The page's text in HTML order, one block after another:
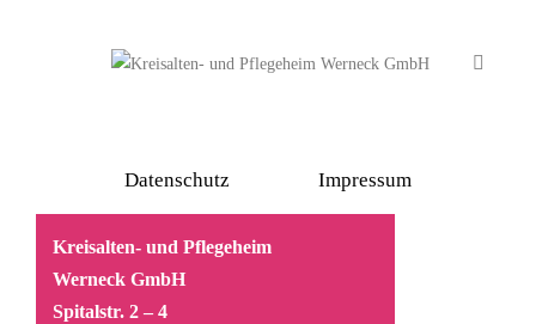
Datenschutz Impressum
Kreisalten- und Pflegeheim
Werneck GmbH
Spitalstr. 2 – 4